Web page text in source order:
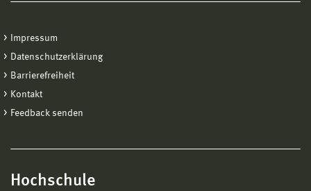
Impressum
Datenschutzerklärung
Barrierefreiheit
Kontakt
Feedback senden
Hochschule